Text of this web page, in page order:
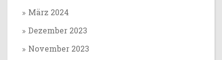
März 2024
Dezember 2023
November 2023